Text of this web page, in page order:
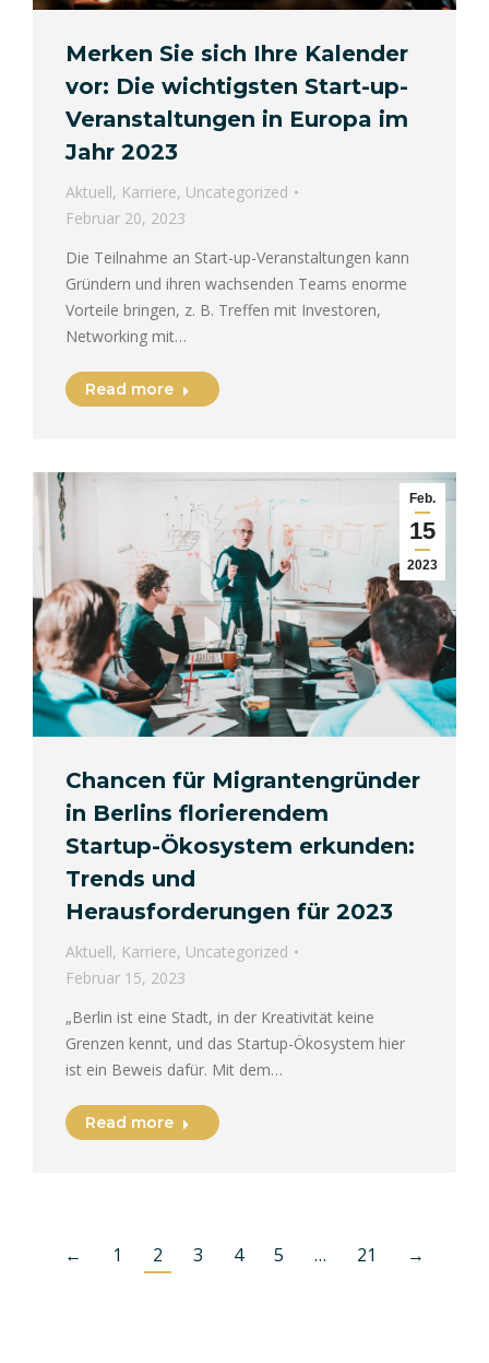
Merken Sie sich Ihre Kalender
vor: Die wichtigsten Start-up-
Veranstaltungen in Europa im
Jahr 2023
Aktuell, Karriere, Uncategorized
Februar 20, 2023
Die Teilnahme an Start-up-Veranstaltungen kann
Gründern und ihren wachsenden Teams enorme
Vorteile bringen, z. B. Treffen mit Investoren,
Networking mit…
Read more
Feb.
15
2023
Chancen für Migrantengründer
in Berlins florierendem
Startup-Ökosystem erkunden:
Trends und
Herausforderungen für 2023
Aktuell, Karriere, Uncategorized
Februar 15, 2023
„Berlin ist eine Stadt, in der Kreativität keine
Grenzen kennt, und das Startup-Ökosystem hier
ist ein Beweis dafür. Mit dem…
Read more
← 1 2 3 4 5 … 21 →